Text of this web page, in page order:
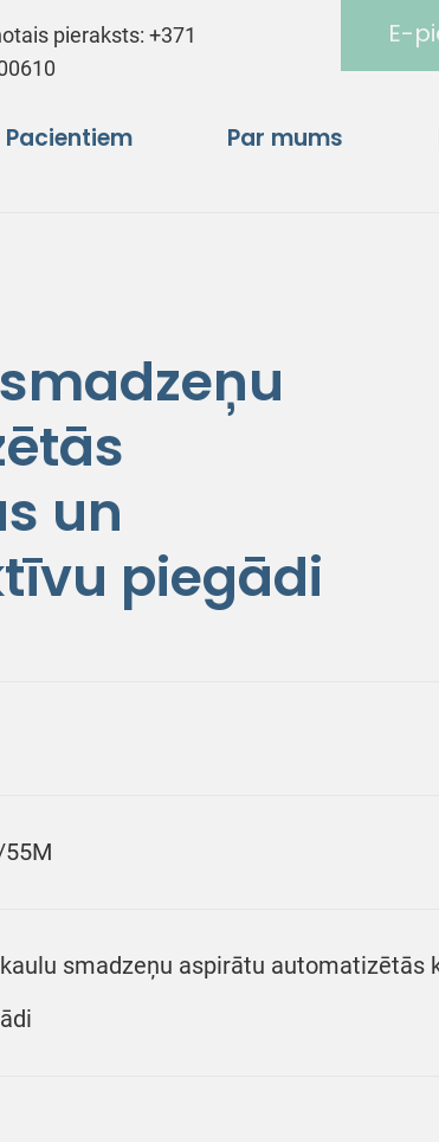
pieraksts:+371
E-
Pacientiem Par mums
un
piegādi
55M
smadzeņu aspirātu automatizētās